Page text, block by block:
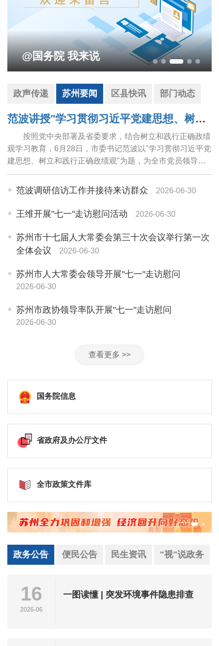
来说
政声传递 苏州要闻 区县快讯 部门动态
范波讲授"学习贯彻习近平党建思想、树立和践行正确政绩观"专题党课
按照党中央部署及省委要求，结合树立和践行正确政绩
观学习教育，6月28日，市委书记范波以"学习贯彻习近平党
建思想、树立和践行正确政绩观"为题，为全市党员领导干
部讲授专题党课。他强调，要坚持用习近平党建思想武装头
脑、指导实践、推动工作，牢固树立和践...
范波调研信访工作并接待来访群众 2026-06-30
王维开展"七一"走访慰问活动 2026-06-30
苏州市十七届人大常委会第三十次会议举行第一次
全体会议
2026-06-30
苏州市人大常委会领导开展"七一"走访慰问
2026-06-30
苏州市政协领导率队开展"七一"走访慰问
2026-06-30
查看更多 >>
国务院信息
省政府及办公厅文件
全市政策文件库
政务公告 便民公告 民生资讯 "视"说政务
16
2026-06
一图读懂 | 突发环境事件隐患排查